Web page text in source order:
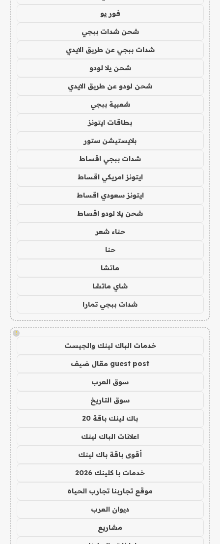
فور يو
شحن شدات ببجي
شدات ببجي عن طريق الايدي
شحن يلا لودو
شحن لودو عن طريق الايدي
شعبية ببجي
بطاقات ايتونز
بلايستيشن ستور
شدات ببجي اقساط
ايتونز امريكي اقساط
ايتونز سعودي اقساط
شحن يلا لودو اقساط
حناء شعر
حنا
ماتشا
شاي ماتشا
شدات ببجي تمارا
!
خدمات الباك لينك والجيست
guest post مقال ضيف
سوق العرب
سوق التاريخ
باك لينك باقة 20
اعلانات الباك لينك
أقوى باقة باك لينك
خدمات با كلينك 2026
موقع تجاربنا تجارب الحياه
ديوان العرب
مشاريع